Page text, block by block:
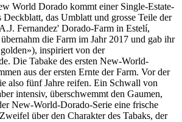
World Dorado kommt einer Single-Estate-
Deckblatt, das Umblatt und grosse Teile der
Fernandez' Dorado-Farm in Estelí,
die Farm im Jahr 2017 und gab ihr
inspiriert von der
Die Tabake des ersten New-World-
aus der ersten Ernte der Farm. Vor der
also fünf Jahre reifen. Ein Schwall von
intensiv, überschwemmt den Gaumen,
New-World-Dorado-Serie eine frische
über den Charakter des Tabaks, der